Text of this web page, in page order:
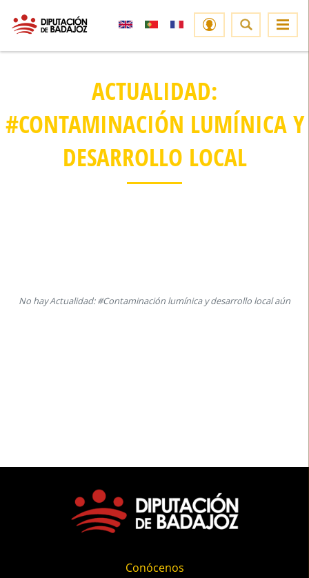
ACTUALIDAD:
#CONTAMINACIÓN LUMÍNICA Y
DESARROLLO LOCAL
No hay Actualidad: #Contaminación lumínica y desarrollo local aún
Conócenos